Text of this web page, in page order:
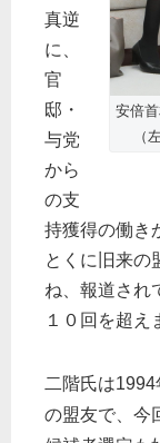
安倍
（
真逆
に、
官
邸・
与党
から
の支
持獲得の働き
とくに旧来の
ね、報道され
１０回を超え
二階氏は
の盟友で、今